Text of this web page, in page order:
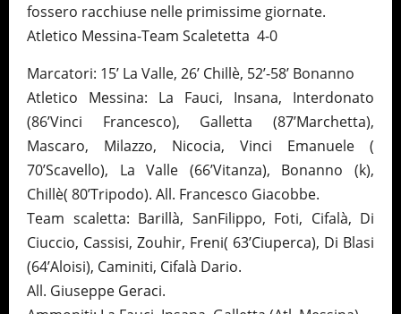
fossero racchiuse nelle primissime giornate.
Atletico Messina-Team Scaletetta 4-0
Marcatori: 15’ La Valle, 26’ Chillè, 52’-58’ Bonanno
Atletico Messina: La Fauci, Insana, Interdonato
(86’Vinci Francesco), Galletta (87’Marchetta),
Mascaro, Milazzo, Nicocia, Vinci Emanuele (
70’Scavello), La Valle (66’Vitanza), Bonanno (k),
Chillè( 80’Tripodo). All. Francesco Giacobbe.
Team scaletta: Barillà, SanFilippo, Foti, Cifalà, Di
Ciuccio, Cassisi, Zouhir, Freni( 63’Ciuperca), Di Blasi
(64’Aloisi), Caminiti, Cifalà Dario.
All. Giuseppe Geraci.